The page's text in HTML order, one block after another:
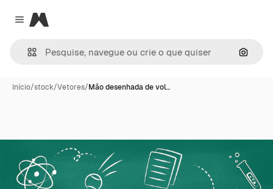
Close menu
Magnific
Início/stock/Vetores/Mão desenhada de vol…